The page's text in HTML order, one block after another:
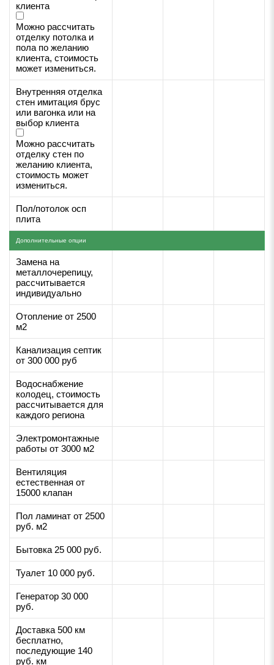
клиента
Можно рассчитать
отделку потолка и
пола по желанию
клиента, стоимость
может измениться.
Внутренняя отделка
стен имитация брус
или вагонка или на
выбор клиента
Можно рассчитать
отделку стен по
желанию клиента,
стоимость может
измениться.
Пол/потолок осп
плита
Дополнительные опции
Замена на
металлочерепицу,
рассчитывается
индивидуально
Отопление от 2500
м2
Канализация септик
от 300 000 руб
Водоснабжение
колодец, стоимость
рассчитывается для
каждого региона
Электромонтажные
работы от 3000 м2
Вентиляция
естественная от
15000 клапан
Пол ламинат от 2500
руб. м2
Бытовка 25 000 руб.
Туалет 10 000 руб.
Генератор 30 000
руб.
Доставка 500 км
бесплатно,
последующие 140
руб. км